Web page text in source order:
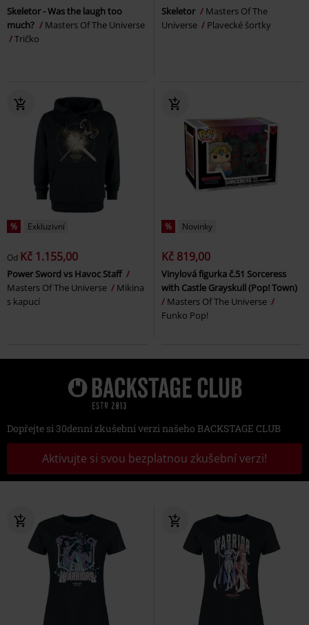
Skeletor - Was the laugh too
much?
Masters Of The Universe
Tričko
Skeletor
Masters Of The
Universe
Plavecké šortky
% Exkluzivní
Od Kč 1.155,00
Power Sword vs Havoc Staff
Masters Of The Universe
Mikina
s kapucí
% Novinky
Kč 819,00
Vinylová figurka č.51 Sorceress
with Castle Grayskull (Pop! Town)
Masters Of The Universe
Funko Pop!
Dopřejte si 30denní zkušební verzi našeho BACKSTAGE CLUB
Aktivujte si svou bezplatnou zkušební verzi!